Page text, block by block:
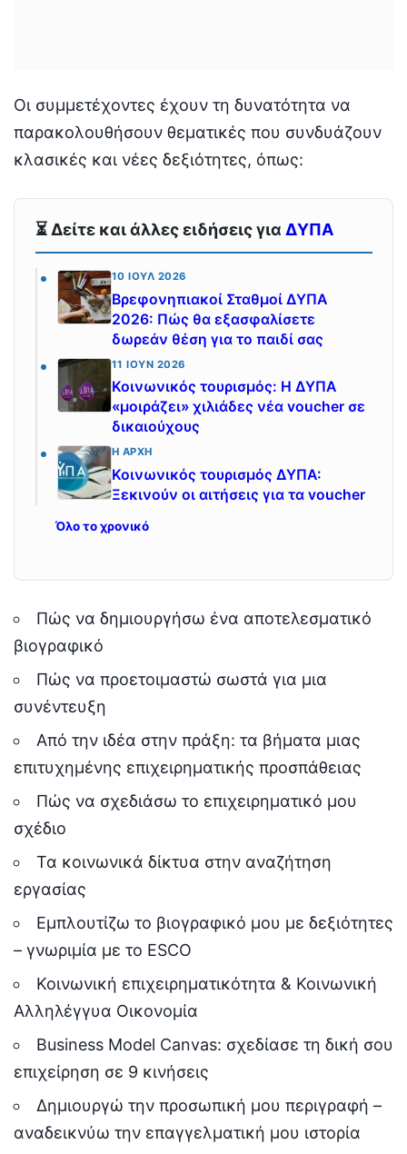
Οι συμμετέχοντες έχουν τη δυνατότητα να
παρακολουθήσουν θεματικές που συνδυάζουν
κλασικές και νέες δεξιότητες, όπως:
⏳ Δείτε και άλλες ειδήσεις για ΔΥΠΑ
10 ΙΟΎΛ 2026
Βρεφονηπιακοί Σταθμοί ΔΥΠΑ
2026: Πώς θα εξασφαλίσετε
δωρεάν θέση για το παιδί σας
11 ΙΟΎΝ 2026
Κοινωνικός τουρισμός: Η ΔΥΠΑ
«μοιράζει» χιλιάδες νέα voucher σε
δικαιούχους
Η ΑΡΧΉ
Κοινωνικός τουρισμός ΔΥΠΑ:
Ξεκινούν οι αιτήσεις για τα voucher
Όλο το χρονικό
Πώς να δημιουργήσω ένα αποτελεσματικό
βιογραφικό
Πώς να προετοιμαστώ σωστά για μια
συνέντευξη
Από την ιδέα στην πράξη: τα βήματα μιας
επιτυχημένης επιχειρηματικής προσπάθειας
Πώς να σχεδιάσω το επιχειρηματικό μου
σχέδιο
Τα κοινωνικά δίκτυα στην αναζήτηση
εργασίας
Εμπλουτίζω το βιογραφικό μου με δεξιότητες
– γνωριμία με το ESCO
Κοινωνική επιχειρηματικότητα & Κοινωνική
Αλληλέγγυα Οικονομία
Business Model Canvas: σχεδίασε τη δική σου
επιχείρηση σε 9 κινήσεις
Δημιουργώ την προσωπική μου περιγραφή –
αναδεικνύω την επαγγελματική μου ιστορία